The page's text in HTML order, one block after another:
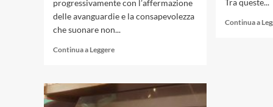
progressivamente con l’affermazione
delle avanguardie e la consapevolezza
che suonare non...
Continua a LeggereLeggi
su
«Standards
Tra queste...
Continua a